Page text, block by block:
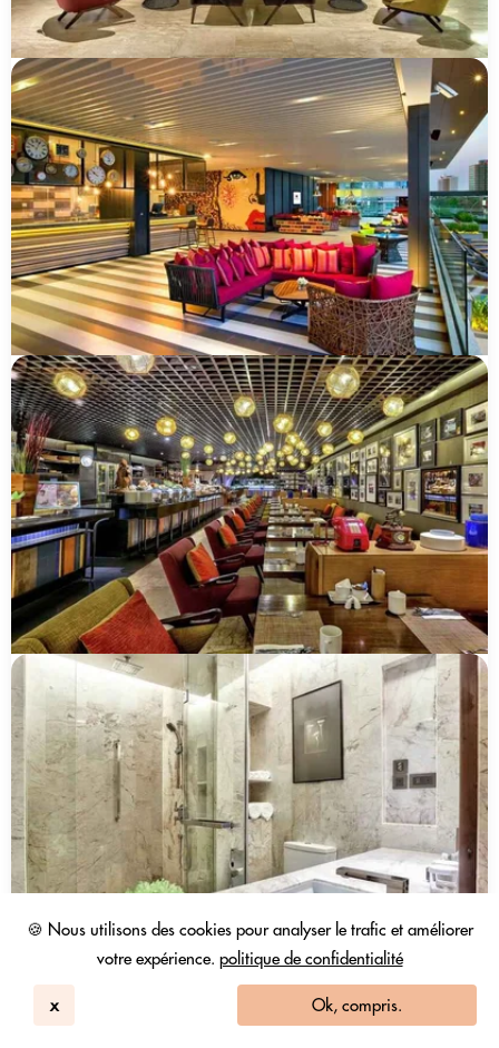
🍪 Nous utilisons des cookies pour analyser le trafic et améliorer
votre expérience. politique de confidentialité
x Ok, compris.
DoubleTree By Hilton Sukhumvit B...
4.3 / 5